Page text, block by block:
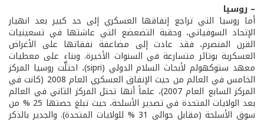
– روسيا
أما روسيا التي تراجع إنفاقها العسكري إلى حد كبير بعد انهيار
الإتحاد السوفياتي، وحقبة التضعضع التي عاشتها في تسعينيات
القرن المنصرم، فقد عادت إلى مضاعفة نفقاتها على الأغراض
العسكرية بوتائر متسارعة في السنوات الأخيرة. وبناء على معطيات
معهد ستوكهولم لأبحاث السلام الدولي (sipri)، احتلَّت روسيا المركز
الخامس في العالم من حيث الإنفاق العسكري العام 2008 (كانت في
المركز السابع العام 2007)، علماً أنها تحتل المركز الثاني في العالم
بعد الولايات المتحدة في تصدير الأسلحة، حيث تبلغ حصتها 25 % من
سوق الأسلحة (مقابل حوالى 31 % للولايات المتحدة). والجدير بالذكر